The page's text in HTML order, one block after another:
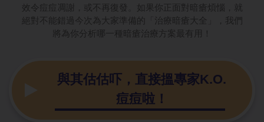
效令痘痘凋謝，或不再復發。如果你正面對暗瘡煩惱，就
絕對不能錯過今次為大家準備的「治療暗瘡大全」，我們
將為你分析哪一種暗瘡治療方案最有用！
與其估估吓，直接搵專家K.O.
痘痘啦！